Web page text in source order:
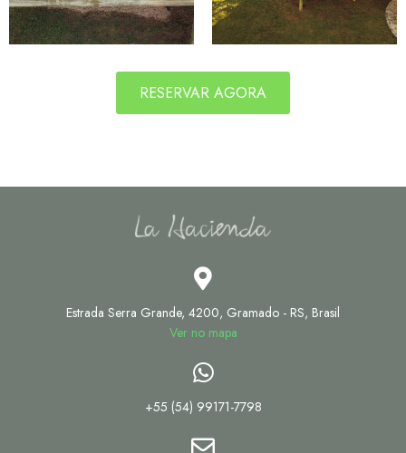
RESERVAR AGORA
Estrada Serra Grande, 4200, Gramado - RS, Brasil
Ver no mapa
+55 (54) 99171-7798